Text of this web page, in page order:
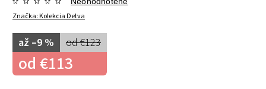
Značka:Kolekcia Detva
od €123
až –9 %
od €113